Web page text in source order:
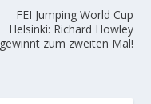
FEI Jumping World Cup
Helsinki: Richard Howley
gewinnt zum zweiten Mal!